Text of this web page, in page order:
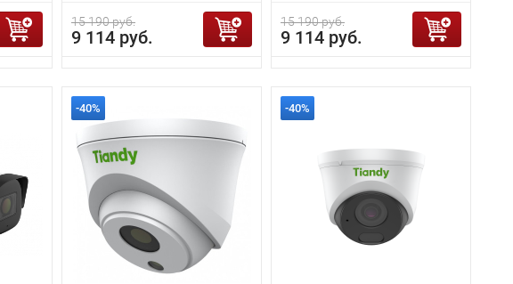
15 190 руб.
9 114 руб.
15 190 руб.
9 114 руб.
-40% -40%